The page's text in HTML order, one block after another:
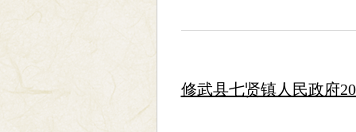
修武县七贤镇人民政府